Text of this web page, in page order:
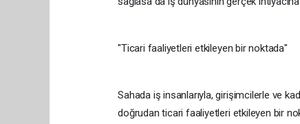
"Ticari faaliyetleri etkileyen bir noktada"
Sahada iş insanlarıyla, girişimcilerle ve
doğrudan ticari faaliyetleri etkileyen bir